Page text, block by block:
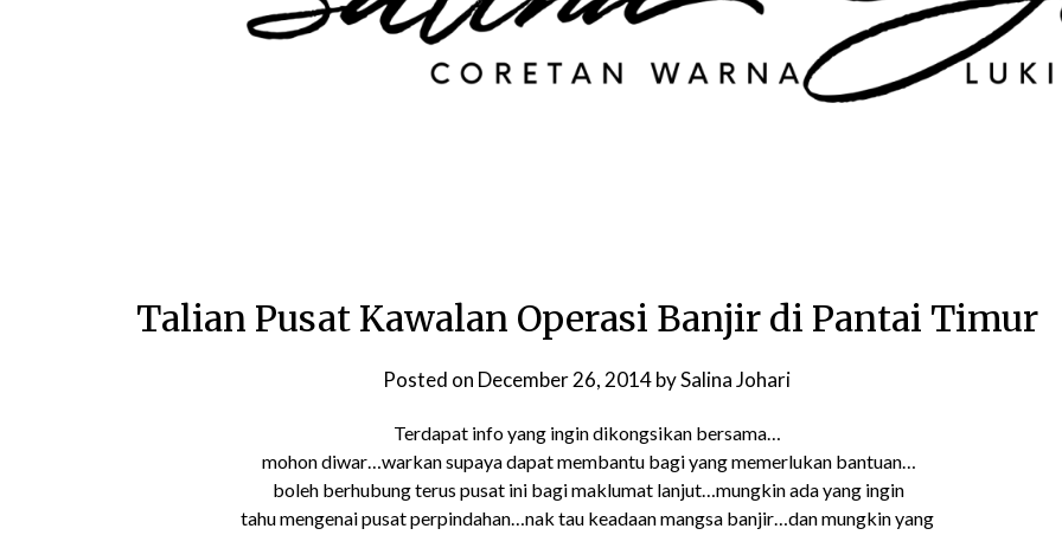
Talian Pusat Kawalan Operasi Banjir di Pantai Timur
Posted on December 26, 2014bySalina Johari
Terdapat info yang ingin dikongsikan bersama…
mohon diwar…warkan supaya dapat membantu bagi yang memerlukan bantuan…
boleh berhubung terus pusat ini bagi maklumat lanjut…mungkin ada yang ingin
tahu mengenai pusat perpindahan…nak tau keadaan mangsa banjir…dan mungkin yang